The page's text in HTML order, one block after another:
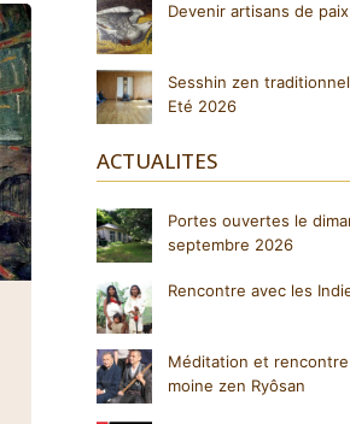
Devenir artisans de paix
Sesshin zen
Eté 2026
ACTUALITES
Portes ouvertes le
septembre 2026
Rencontre avec les
Méditation et
moine zen Ryôsan